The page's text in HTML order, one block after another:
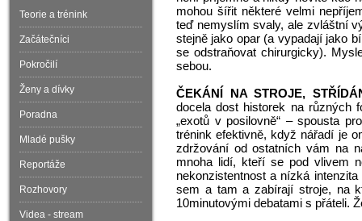
mohou šířit některé velmi
teď nemyslím svaly, ale zvláštní
stejně jako opar (a vypadají jako
se odstraňovat chirurgicky).
sebou.
ČEKÁNÍ NA STROJE,
docela dost historek na různých
„exotů v posilovně“ – spousta
trénink efektivně, když nářadí je
zdržování od ostatních vám na
mnoha lidí, kteří se pod vlivem
nekonzistentnost a nízká
sem a tam a zabírají stroje, na
10minutovými debatami s přáteli.
Teorie a trénink
Začátečníci
Pokročilí
Ženy a dívky
Poradna
Mladé pušky
Reportáže
Rozhovory
Videa - stream